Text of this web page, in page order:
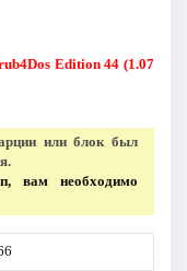
Edition 44 (1.07
или блок был
вам необходимо